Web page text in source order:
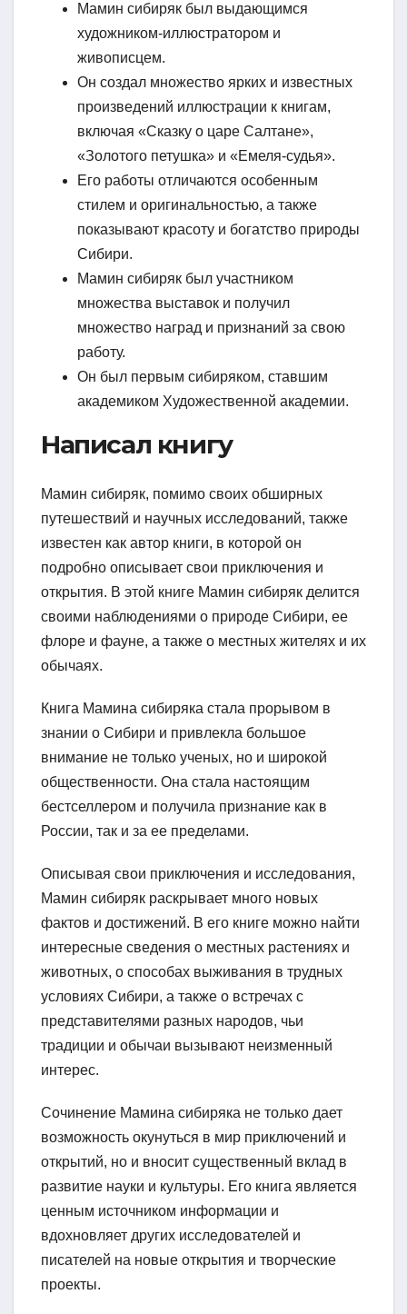
Мамин сибиряк был выдающимся
художником-иллюстратором и
живописцем.
Он создал множество ярких и известных
произведений иллюстрации к книгам,
включая «Сказку о царе Салтане»,
«Золотого петушка» и «Емеля-судья».
Его работы отличаются особенным
стилем и оригинальностью, а также
показывают красоту и богатство природы
Сибири.
Мамин сибиряк был участником
множества выставок и получил
множество наград и признаний за свою
работу.
Он был первым сибиряком, ставшим
академиком Художественной академии.
Написал книгу
Мамин сибиряк, помимо своих обширных
путешествий и научных исследований, также
известен как автор книги, в которой он
подробно описывает свои приключения и
открытия. В этой книге Мамин сибиряк делится
своими наблюдениями о природе Сибири, ее
флоре и фауне, а также о местных жителях и их
обычаях.
Книга Мамина сибиряка стала прорывом в
знании о Сибири и привлекла большое
внимание не только ученых, но и широкой
общественности. Она стала настоящим
бестселлером и получила признание как в
России, так и за ее пределами.
Описывая свои приключения и исследования,
Мамин сибиряк раскрывает много новых
фактов и достижений. В его книге можно найти
интересные сведения о местных растениях и
животных, о способах выживания в трудных
условиях Сибири, а также о встречах с
представителями разных народов, чьи
традиции и обычаи вызывают неизменный
интерес.
Сочинение Мамина сибиряка не только дает
возможность окунуться в мир приключений и
открытий, но и вносит существенный вклад в
развитие науки и культуры. Его книга является
ценным источником информации и
вдохновляет других исследователей и
писателей на новые открытия и творческие
проекты.